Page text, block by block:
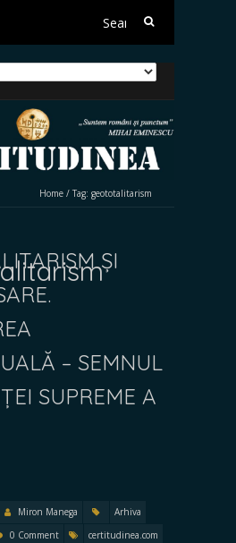
Search
Home / Tag: geototalitarism
ȘI
– SEMNUL
SUPREME A
Miron Manega
Arhiva
0 Comment
certitudinea.com